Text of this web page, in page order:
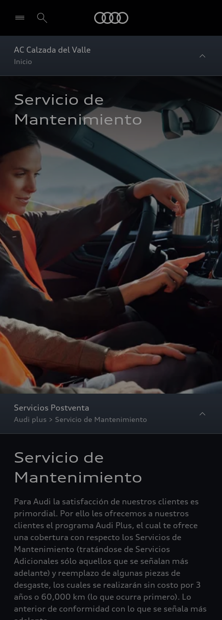
AC Calzada del Valle
Inicio
Servicio de
Mantenimiento
Servicios Postventa
Audi plus > Servicio de Mantenimiento
Servicio de
Mantenimiento
Para Audi la satisfacción de nuestros clientes es
primordial. Por ello les ofrecemos a nuestros
clientes el programa Audi Plus, el cual te ofrece
una cobertura con respecto los Servicios de
Mantenimiento (tratándose de Servicios
Adicionales sólo aquellos que se señalan más
adelante) y reemplazo de algunas piezas de
desgaste, los cuales se realizarán sin costo por 3
años o 60,000 km (lo que ocurra primero). Lo
anterior de conformidad con lo que se señala más